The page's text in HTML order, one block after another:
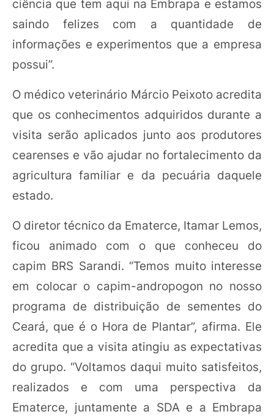
ciência que tem aqui na Embrapa e estamos
saindo felizes com a quantidade de
informações e experimentos que a empresa
possui”.
O médico veterinário Márcio Peixoto acredita
que os conhecimentos adquiridos durante a
visita serão aplicados junto aos produtores
cearenses e vão ajudar no fortalecimento da
agricultura familiar e da pecuária daquele
estado.
O diretor técnico da Ematerce, Itamar Lemos,
ficou animado com o que conheceu do
capim BRS Sarandi. “Temos muito interesse
em colocar o capim-andropogon no nosso
programa de distribuição de sementes do
Ceará, que é o Hora de Plantar”, afirma. Ele
acredita que a visita atingiu as expectativas
do grupo. “Voltamos daqui muito satisfeitos,
realizados e com uma perspectiva da
Ematerce, juntamente a SDA e a Embrapa